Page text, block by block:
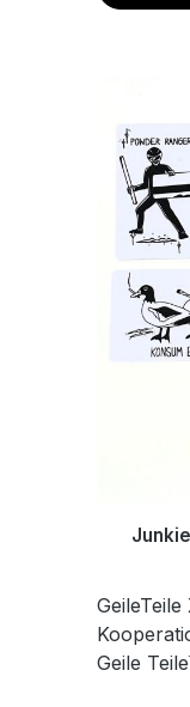
jeden
Model
Größe M.
Geile